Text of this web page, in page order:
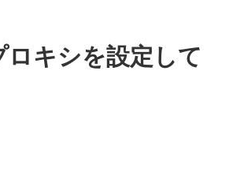
キシを設定して